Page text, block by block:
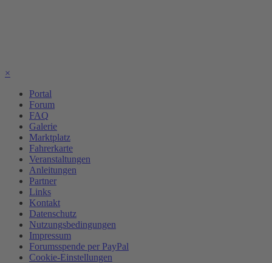
×
Portal
Forum
FAQ
Galerie
Marktplatz
Fahrerkarte
Veranstaltungen
Anleitungen
Partner
Links
Kontakt
Datenschutz
Nutzungsbedingungen
Impressum
Forumsspende per PayPal
Cookie-Einstellungen